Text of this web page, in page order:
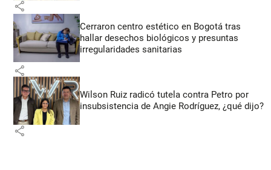
share
Cerraron centro estético en Bogotá tras
hallar desechos biológicos y presuntas
irregularidades sanitarias
share
Wilson Ruiz radicó tutela contra Petro por
insubsistencia de Angie Rodríguez, ¿qué dijo?
share